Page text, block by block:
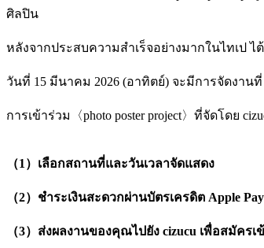
ศิลปิน
หลังจากประสบความสำเร็จอย่างมากในไทเป ไ
วันที่ 15 มีนาคม 2026 (อาทิตย์) จะมีการจัดงานที่
การเข้าร่วม〈photo poster project〉ที่จัดโดย
（1）เลือกสถานที่และวันเวลาจัดแสดง
（2）ชำระเงินสะดวกผ่านบัตรเครดิต Apple
（3）ส่งผลงานของคุณไปยัง cizucu เพื่อสมัครเ